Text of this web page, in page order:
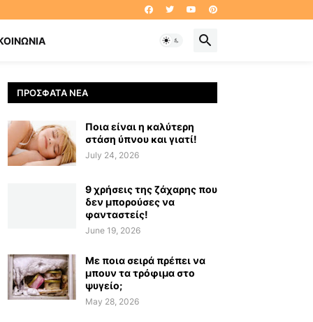
ΠΡΌΣΦΑΤΑ ΝΈΑ
Ποια είναι η καλύτερη
στάση ύπνου και γιατί!
July 24, 2026
9 χρήσεις της ζάχαρης που
δεν μπορούσες να
φανταστείς!
June 19, 2026
Με ποια σειρά πρέπει να
μπουν τα τρόφιμα στο
ψυγείο;
May 28, 2026